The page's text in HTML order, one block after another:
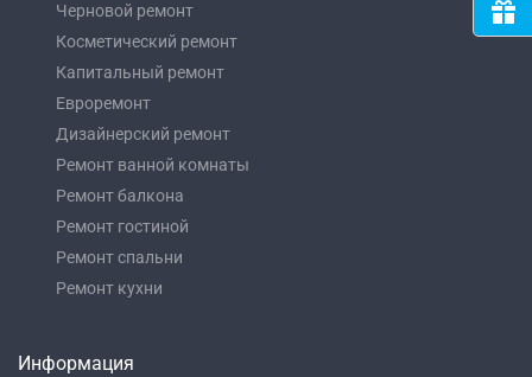
Черновой ремонт
Косметический ремонт
Капитальный ремонт
Евроремонт
Дизайнерский ремонт
Ремонт ванной комнаты
Ремонт балкона
Ремонт гостиной
Ремонт спальни
Ремонт кухни
Информация